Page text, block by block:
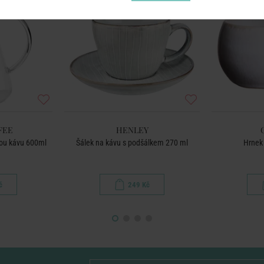
kávu 600ml
HENLEY
Šálek na kávu s podšálkem 270 ml
249 Kč